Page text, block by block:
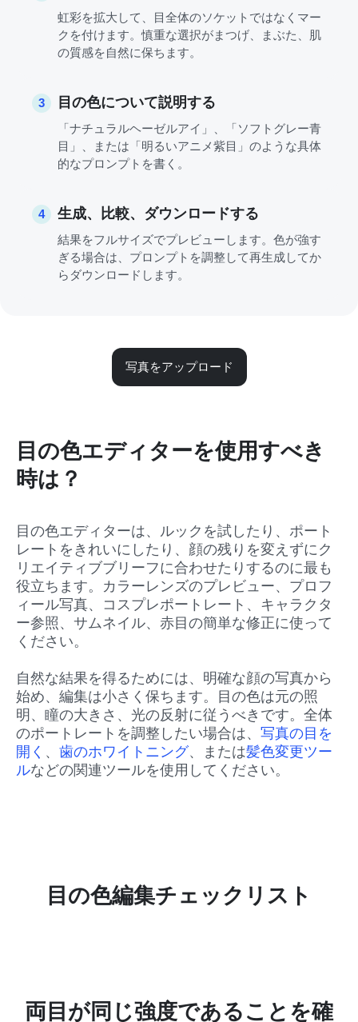
虹彩を拡大して、目全体のソケットではなくマー
クを付けます。慎重な選択がまつげ、まぶた、肌
の質感を自然に保ちます。
3 目の色について説明する
「ナチュラルヘーゼルアイ」、「ソフトグレー青
目」、または「明るいアニメ紫目」のような具体
的なプロンプトを書く。
4 生成、比較、ダウンロードする
結果をフルサイズでプレビューします。色が強す
ぎる場合は、プロンプトを調整して再生成してか
らダウンロードします。
写真をアップロード
目の色エディターを使用すべき
時は？
目の色エディターは、ルックを試したり、ポート
レートをきれいにしたり、顔の残りを変えずにク
リエイティブブリーフに合わせたりするのに最も
役立ちます。カラーレンズのプレビュー、プロフ
ィール写真、コスプレポートレート、キャラクタ
ー参照、サムネイル、赤目の簡単な修正に使って
ください。
自然な結果を得るためには、明確な顔の写真から
始め、編集は小さく保ちます。目の色は元の照
明、瞳の大きさ、光の反射に従うべきです。全体
のポートレートを調整したい場合は、 写真の目を
開く 、 歯のホワイトニング、または髪色変更ツー
ルなどの関連ツールを使用してください。
目の色編集チェックリスト
両目が同じ強度であることを確